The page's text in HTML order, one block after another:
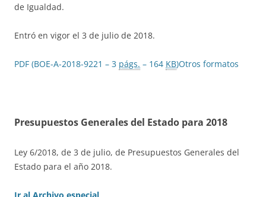
de Igualdad.
Entró en vigor el 3 de julio de 2018.
PDF (BOE-A-2018-9221 – 3 págs. – 164 KB)Otros formatos
Presupuestos Generales del Estado para 2018
Ley 6/2018, de 3 de julio, de Presupuestos Generales del
Estado para el año 2018.